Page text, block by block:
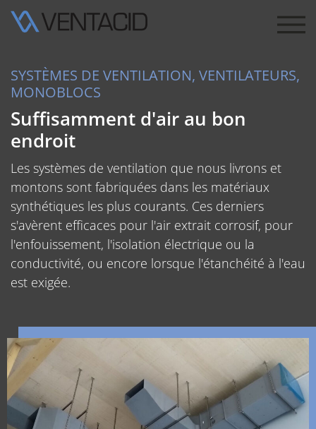
SYSTÈMES DE VENTILATION, VENTILATEURS,
MONOBLOCS
Suffisamment d'air au bon
endroit
Les systèmes de ventilation que nous livrons et
montons sont fabriquées dans les matériaux
synthétiques les plus courants. Ces derniers
s'avèrent efficaces pour l'air extrait corrosif, pour
l'enfouissement, l'isolation électrique ou la
conductivité, ou encore lorsque l'étanchéité à l'eau
est exigée.